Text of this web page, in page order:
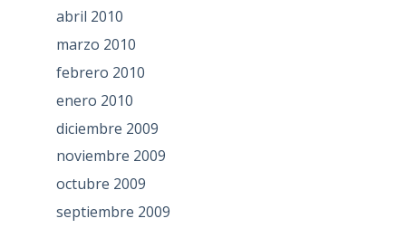
abril 2010
marzo 2010
febrero 2010
enero 2010
diciembre 2009
noviembre 2009
octubre 2009
septiembre 2009